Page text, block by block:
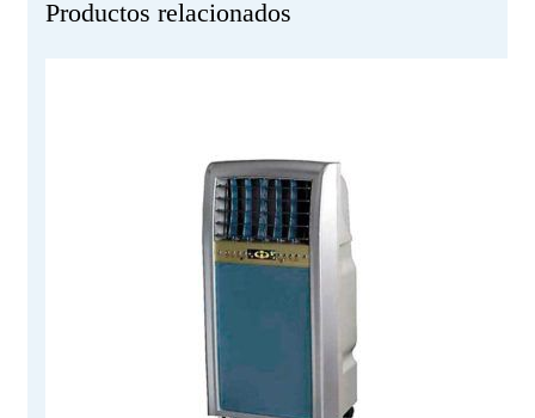
Productos relacionados